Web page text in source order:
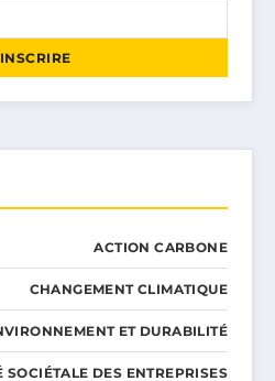
ACTION CARBONE
CHANGEMENT CLIMATIQUE
ET DURABILITÉ
SOCIÉTALE DES ENTREPRISES